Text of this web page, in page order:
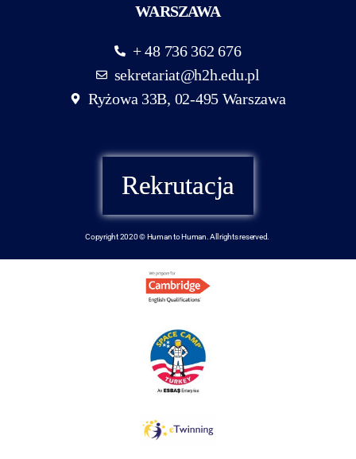
WARSZAWA
+ 48 736 362 676
sekretariat@h2h.edu.pl
Ryżowa 33B, 02-495 Warszawa
Rekrutacja
Copyright 2020 © Human to Human. All rights reserved.